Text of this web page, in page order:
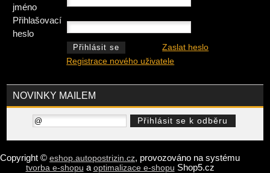
jméno
Přihlašovací
heslo
Zaslat heslo
Registrace nového uživatele
NOVINKY MAILEM
Copyright © eshop.autopostrizin.cz, provozováno na systému
tvorba e-shopu a optimalizace e-shopu Shop5.cz